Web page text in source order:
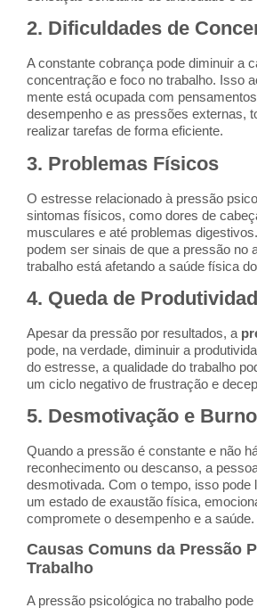
2. Dificuldades de
A constante cobrança pode diminuir a
concentração e foco no trabalho. Isso
mente está ocupada com
desempenho e as pressões externas,
realizar tarefas de forma eficiente.
3. Problemas Físicos
O estresse relacionado à pressão
sintomas físicos, como dores de
musculares e até problemas
podem ser sinais de que a pressão no
trabalho está afetando a saúde física
4. Queda de
Apesar da pressão por resultados, a
pode, na verdade, diminuir a
do estresse, a qualidade do trabalho
um ciclo negativo de frustração e
5. Desmotivação e
Quando a pressão é constante e não
reconhecimento ou descanso, a
desmotivada. Com o tempo, isso pode
um estado de exaustão física,
compromete o desempenho e a saúde.
Causas Comuns da Pressão
Trabalho
A pressão psicológica no trabalho